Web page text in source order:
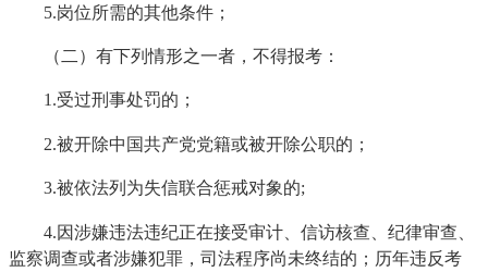
5.岗位所需的其他条件；
（二）有下列情形之一者，不得报考：
1.受过刑事处罚的；
2.被开除中国共产党党籍或被开除公职的；
3.被依法列为失信联合惩戒对象的;
4.因涉嫌违法违纪正在接受审计、信访核查、纪律审查、
监察调查或者涉嫌犯罪，司法程序尚未终结的；历年违反考